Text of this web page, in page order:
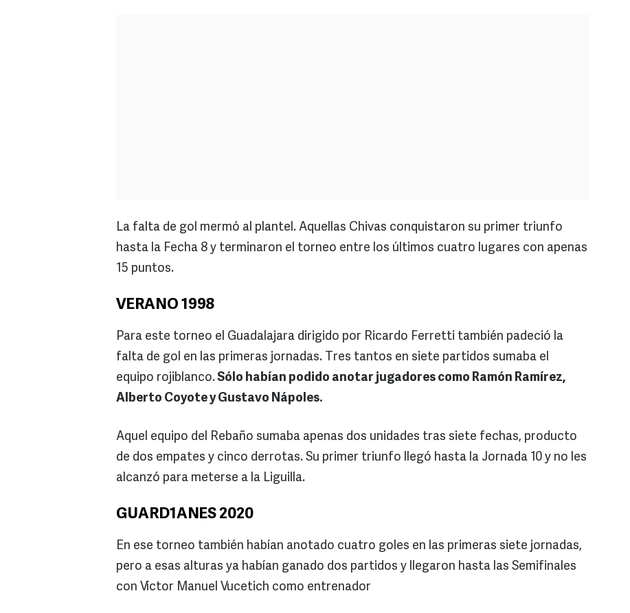
La falta de gol mermó al plantel. Aquellas Chivas conquistaron su primer triunfo
hasta la Fecha 8 y terminaron el torneo entre los últimos cuatro lugares con apenas
15 puntos.
VERANO 1998
Para este torneo el Guadalajara dirigido por Ricardo Ferretti también padeció la
falta de gol en las primeras jornadas. Tres tantos en siete partidos sumaba el
equipo rojiblanco.Sólo habían podido anotar jugadores como Ramón Ramírez,
Alberto Coyote y Gustavo Nápoles.
Aquel equipo del Rebaño sumaba apenas dos unidades tras siete fechas, producto
de dos empates y cinco derrotas. Su primer triunfo llegó hasta la Jornada 10 y no les
alcanzó para meterse a la Liguilla.
GUARD1ANES 2020
En ese torneo también habían anotado cuatro goles en las primeras siete jornadas,
pero a esas alturas ya habían ganado dos partidos y llegaron hasta las Semifinales
con Víctor Manuel Vucetich como entrenador